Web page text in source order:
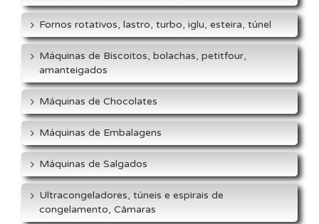
Fornos rotativos, lastro, turbo, iglu, esteira, túnel
Máquinas de Biscoitos, bolachas, petitfour,
amanteigados
Máquinas de Chocolates
Máquinas de Embalagens
Máquinas de Salgados
Ultracongeladores, túneis e espirais de
congelamento, Câmaras